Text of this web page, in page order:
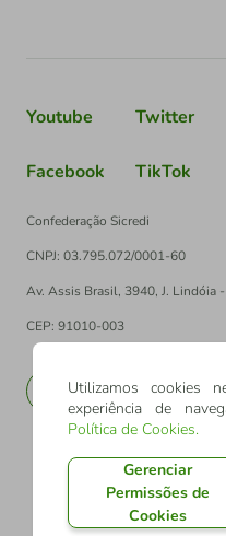
Youtube Twitter
Facebook TikTok
Confederação Sicredi
CNPJ: 03.795.072/0001-60
Av. Assis Brasil, 3940, J. Lindóia
CEP: 91010-003
EN
Utilizamos cookies
experiência de
Política de Cookies.
Gerenciar
Permissões de
Cookies